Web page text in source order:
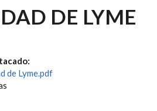
DE LYME
de Lyme.pdf